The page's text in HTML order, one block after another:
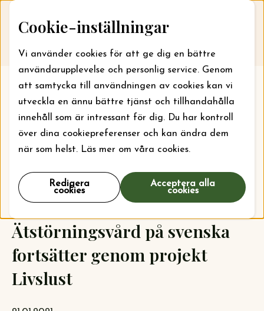
Cookie-inställningar
Vi använder cookies för att ge dig en bättre
användarupplevelse och personlig service. Genom
att samtycka till användningen av cookies kan vi
utveckla en ännu bättre tjänst och tillhandahålla
innehåll som är intressant för dig. Du har kontroll
över dina cookiepreferenser och kan ändra dem
när som helst. Läs mer om våra cookies.
Redigera
cookies
Acceptera alla
cookies
Skip to content
Till webbansökan
Ätstörningsvård på svenska
fortsätter genom projekt
Livslust